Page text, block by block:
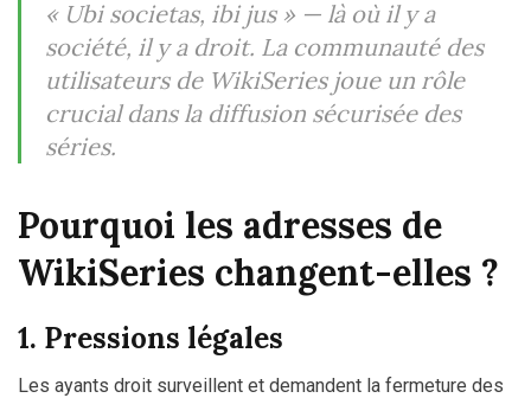
« Ubi societas, ibi jus » — là où il y a
société, il y a droit. La communauté des
utilisateurs de WikiSeries joue un rôle
crucial dans la diffusion sécurisée des
séries.
Pourquoi les adresses de
WikiSeries changent-elles ?
1. Pressions légales
Les ayants droit surveillent et demandent la fermeture des